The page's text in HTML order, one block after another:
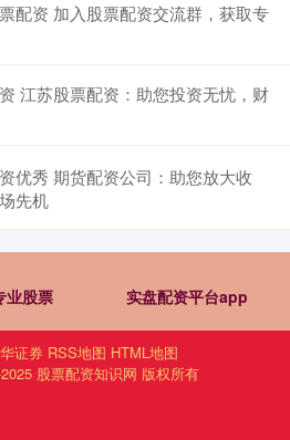
配资 加入股票配资交流群，获取专
江苏股票配资：助您投资无忧，财
优秀 期货配资公司：助您放大收
先机
业股票 实盘配资平台app
证券 RSS地图 HTML地图
股票配资知识网 版权所有